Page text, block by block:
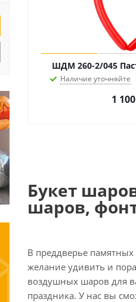
ШДМ 260-2/045
Наличие уточняйте
1 100
Букет
шаров,
В преддверье
желание удивить и
воздушных шаров для
праздника. У нас вы